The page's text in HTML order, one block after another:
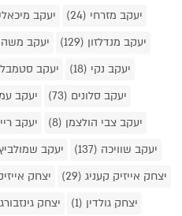
יעקב מזרחי (24)
יעקב
יעקב מנדלזון (129)
יעקב משה
יעקב נקי (18)
יעקב סטמבלר
יעקב סלונים (73)
יעקב
יעקב צבי הולצמן (8)
יעקב
יעקב שוויכה (137)
יעקב שמולביץ
יצחק אייזיק קעניג (29)
יצחק
יצחק גולדין (1)
יצחק גינזבורג